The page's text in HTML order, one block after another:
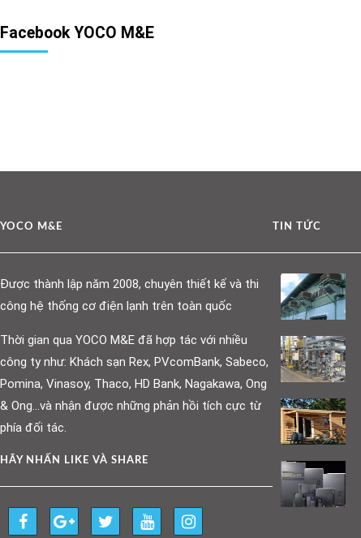
Facebook YOCO M&E
YOCO M&E
Được thành lập năm 2008, chuyên thiết kế và thi
công hệ thống cơ điện lạnh trên toàn quốc
Thời gian qua YOCO M&E đã hợp tác với nhiều
công ty như: Khách sạn Rex, PVcomBank, Sabeco,
Pomina, Vinasoy, Thaco, HD Bank, Nagakawa, Ong
& Ong…và nhận được những phản hồi tích cực từ
phía đối tác.
HÃY NHẤN LIKE VÀ SHARE
TIN TỨC